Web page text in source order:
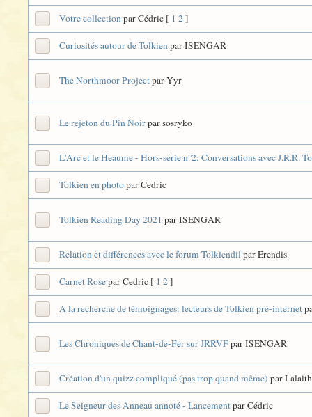
Votre collectionpar Cédric [ 1 2]
Curiosités autour de Tolkienpar ISENGAR
The Northmoor Projectpar Yyr
Le rejeton du Pin Noirpar sosryko
L'Arc et le Heaume - Hors-série n°2: Conversations avec J.R.R.
Tolkien en photopar Cedric
Tolkien Reading Day 2021 par ISENGAR
Relation et différences avec le forum Tolkiendil par Erendis
Carnet Rosepar Cedric [ 1 2]
A la recherche de témoignages: lecteurs de Tolkien pré-internet
Les Chroniques de Chant-de-Fer sur JRRVFpar ISENGAR
Création d'un quizz compliqué (pas trop quand même) par Lalaith
Le Seigneur des Anneau annoté - Lancementpar Cédric